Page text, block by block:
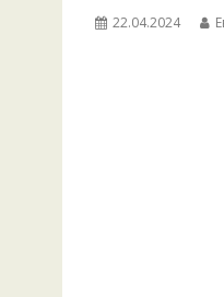
22.04.2024